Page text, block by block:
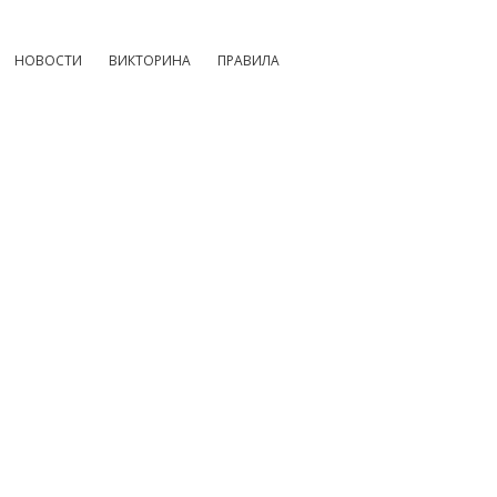
НОВОСТИ ВИКТОРИНА ПРАВИЛА